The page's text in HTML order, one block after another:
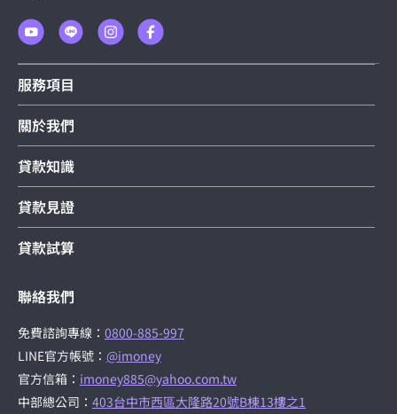
服務項目
關於我們
貸款知識
貸款見證
貸款試算
聯絡我們
免費諮詢專線： 0800-885-997
LINE官方帳號： @imoney
官方信箱： imoney885@yahoo.com.tw
中部總公司： 403台中市西區大隆路20號B棟13樓之1